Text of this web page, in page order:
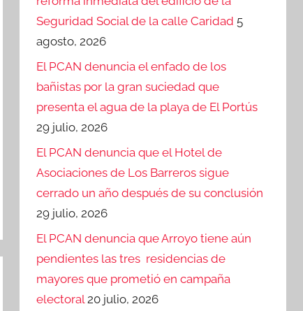
Seguridad Social de la calle Caridad 5
agosto, 2026
El PCAN denuncia el enfado de los
bañistas por la gran suciedad que
presenta el agua de la playa de El Portús
29 julio, 2026
El PCAN denuncia que el Hotel de
Asociaciones de Los Barreros sigue
cerrado un año después de su conclusión
29 julio, 2026
El PCAN denuncia que Arroyo tiene aún
pendientes las tres residencias de
mayores que prometió en campaña
electoral 20 julio, 2026